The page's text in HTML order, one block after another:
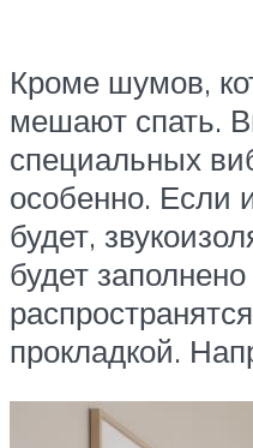
Кроме шумов,
мешают спать.
специальных
особенно. Если
будет,
будет
прокладкой.